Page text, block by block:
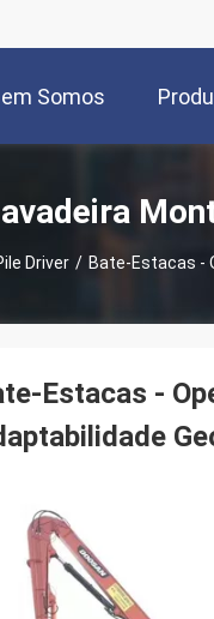
Somos
Driver / Bate-Estacas -
Estacas -